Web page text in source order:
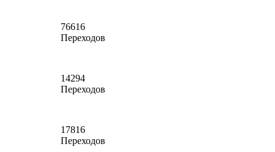
76616
Переходов
14294
Переходов
17816
Переходов